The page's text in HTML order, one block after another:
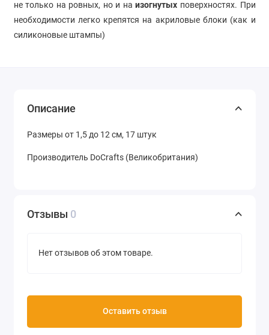
не только на ровных, но и наизогнутых поверхностях. При
необходимости легко крепятся на акриловые блоки (как и
силиконовые штампы)
Описание
Размеры от 1,5 до 12 см, 17 штук
Производитель DoCrafts (Великобритания)
Отзывы 0
Нет отзывов об этом товаре.
Оставить отзыв